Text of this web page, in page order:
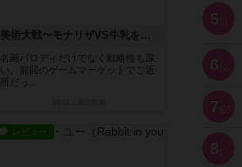
美術大戦〜モナリザVS牛乳を注ぐ女VSサトゥルヌス
名画パロディだけでなく戦略性も深
い。前回のゲームマーケットでご近
所だっ...
レビュー
5 位
6 位
7 位
8 位